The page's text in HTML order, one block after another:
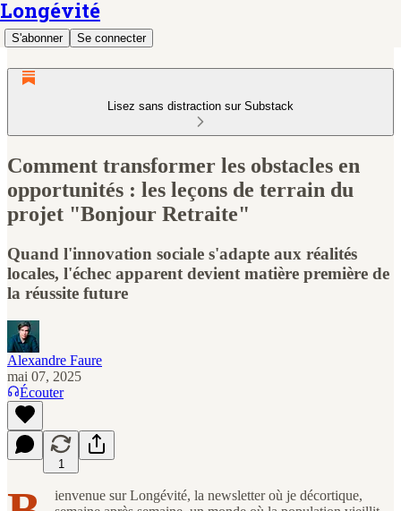
Longévité
S'abonner Se connecter
Lisez sans distraction sur Substack
Comment transformer les obstacles en
opportunités : les leçons de terrain du
projet "Bonjour Retraite"
Quand l'innovation sociale s'adapte aux réalités
locales, l'échec apparent devient matière première de
la réussite future
Alexandre Faure
mai 07, 2025
Écouter
1
ienvenue sur Longévité, la newsletter où je décortique,